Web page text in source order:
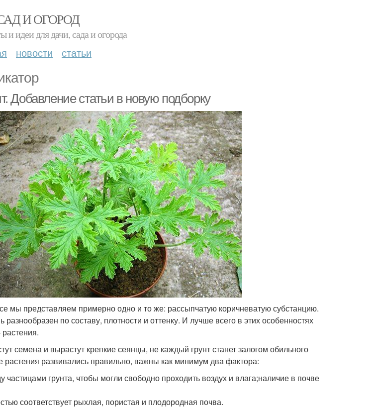
И ОГОРОД
и идеи для дачи, сада и огорода
новости статьи
Добавление статьи в новую подборку
мы представляем примерно одно и то же: рассыпчатую коричневатую субстанцию.
разнообразен по составу, плотности и оттенку. И лучше всего в этих особенностях
семена и вырастут крепкие сеянцы, не каждый грунт станет залогом обильного
растения развивались правильно, важны как минимум два фактора:
частицами грунта, чтобы могли свободно проходить воздух и влага;наличие в почве
соответствует рыхлая, пористая и плодородная почва.